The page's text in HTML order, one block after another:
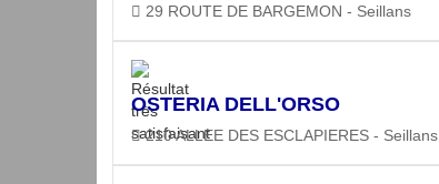
29 ROUTE DE BARGEMON - Seillans
OSTERIA DELL'ORSO
210 ALLEE DES ESCLAPIERES - Seillans